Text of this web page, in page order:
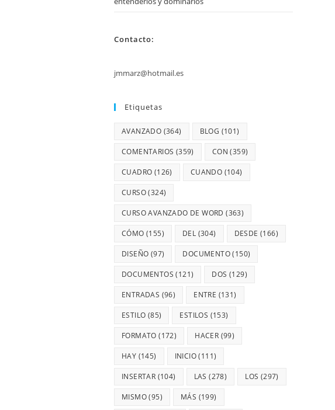
Contacto:
jmmarz@hotmail.es
Etiquetas
AVANZADO (364) BLOG (101)
COMENTARIOS (359) CON (359)
CUADRO (126) CUANDO (104)
CURSO(324)
CURSO AVANZADO DE WORD (363)
CÓMO (155) DEL (304) DESDE (166)
DISEÑO (97) DOCUMENTO(150)
DOCUMENTOS (121) DOS (129)
ENTRADAS (96) ENTRE (131)
ESTILO (85) ESTILOS (153)
FORMATO (172) HACER (99)
HAY (145) INICIO(111)
INSERTAR (104) LAS (278) LOS (297)
MISMO(95) MÁS (199)